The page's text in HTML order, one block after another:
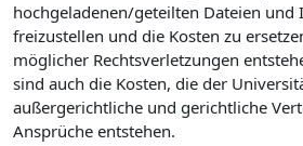
hochgeladenen/geteilten Dateien und
freizustellen und die Kosten zu
möglicher Rechtsverletzungen
sind auch die Kosten, die der
außergerichtliche und gerichtliche
Ansprüche entstehen.